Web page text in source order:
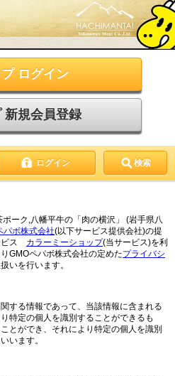
ログイン
新規会員登録
ログイン 検索
ポーク,八幡平牛の「肉の横沢」 (岩手県八
パボ株式会社(以下サービス提供会社)の提
ビス カラーミーショップ(当サービス)を利
GMOペパボ株式会社の定めたプライバシ
いを行います。
する情報であって、当該情報に含まれる
特定の個人を識別することができるも
とができ、それにより特定の個人を識別
います。